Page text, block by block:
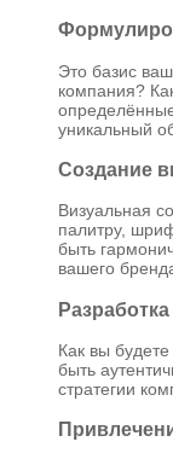
Это базис
компания?
уникальный
Создание
Визуальная
палитру,
быть
вашего
Как вы
быть
стратегии